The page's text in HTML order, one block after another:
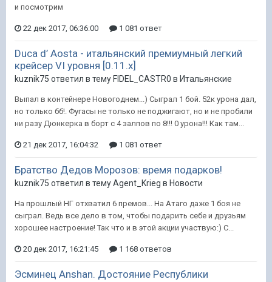
и посмотрим
22 дек 2017, 06:36:00 1 081 ответ
Duca d’ Aosta - итальянский премиумный легкий
крейсер VI уровня [0.11.x]
kuznik75 ответил в тему FIDEL_CASTR0 в Итальянские
Выпал в контейнере Новогоднем...) Сыграл 1 бой. 52к урона дал,
но только бб!. Фугасы не только не поджигают, но и не пробили
ни разу Дюнкерка в борт с 4 залпов по 8!!! 0 урона!!! Как там...
21 дек 2017, 16:04:32 1 081 ответ
Братство Дедов Морозов: время подарков!
kuznik75 ответил в тему Agent_Krieg в Новости
На прошлый НГ отхватил 6 премов... На Атаго даже 1 боя не
сыграл. Ведь все дело в том, чтобы подарить себе и друзьям
хорошее настроение! Так что и в этой акции участвую:) С...
20 дек 2017, 16:21:45 1 168 ответов
Эсминец Anshan. Достояние Республики